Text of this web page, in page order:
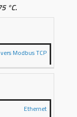
°C.
Modbus TCP
Ethernet